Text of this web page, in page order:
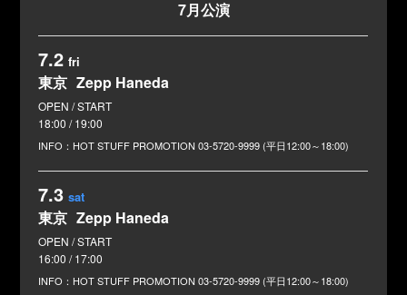
7月公演
7.2 fri
東京 Zepp Haneda
18:00 / 19:00
HOT STUFF PROMOTION03-5720-9999 (平日12:00～18:00)
7.3 sat
東京 Zepp Haneda
16:00 / 17:00
HOT STUFF PROMOTION03-5720-9999 (平日12:00～18:00)